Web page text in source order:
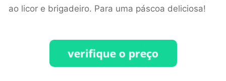
ao licor e brigadeiro. Para uma páscoa deliciosa!